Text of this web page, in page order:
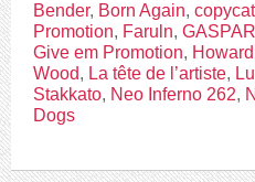
Bender, Born Again, copycat
Promotion, Faruln,
Give em Promotion, Howard
Wood, La tête de l’artiste,
Stakkato, Neo Inferno 262,
Dogs